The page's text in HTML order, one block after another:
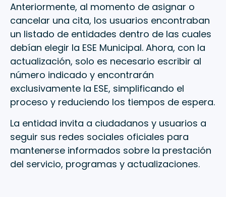
Anteriormente, al momento de asignar o
cancelar una cita, los usuarios encontraban
un listado de entidades dentro de las cuales
debían elegir la ESE Municipal. Ahora, con la
actualización, solo es necesario escribir al
número indicado y encontrarán
exclusivamente la ESE, simplificando el
proceso y reduciendo los tiempos de espera.
La entidad invita a ciudadanos y usuarios a
seguir sus redes sociales oficiales para
mantenerse informados sobre la prestación
del servicio, programas y actualizaciones.